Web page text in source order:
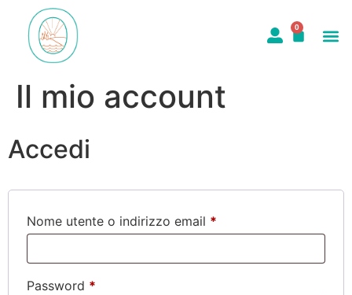
0
Il mio account
Accedi
Nome utente o indirizzo email *
Password *